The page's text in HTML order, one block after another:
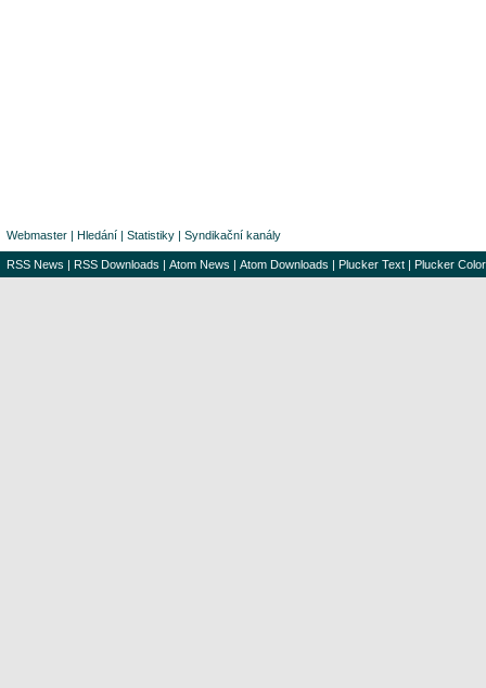
Webmaster | Hledání | Statistiky | Syndikační kanály
RSS News | RSS Downloads | Atom News | Atom Downloads | Plucker Text | Plucker Color